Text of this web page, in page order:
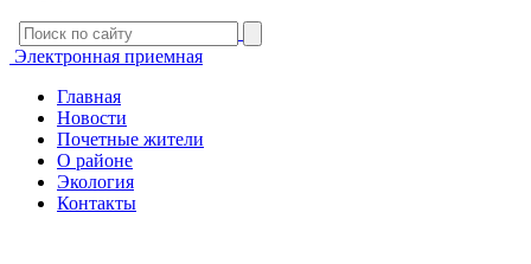
Электронная приемная
Главная
Новости
Почетные жители
О районе
Экология
Контакты